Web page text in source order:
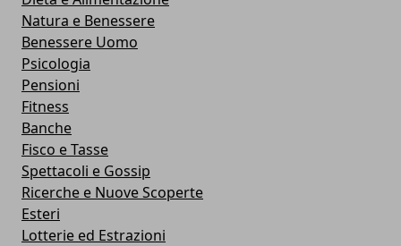
Natura e Benessere
Benessere Uomo
Psicologia
Pensioni
Fitness
Banche
Fisco e Tasse
Spettacoli e Gossip
Ricerche e Nuove Scoperte
Esteri
Lotterie ed Estrazioni